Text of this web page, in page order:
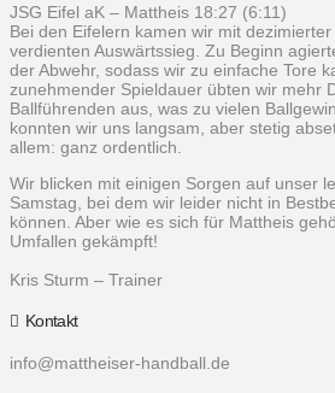
JSG Eifel aK – Mattheis 18:27 (6:11)
Bei den Eifelern kamen wir mit
verdienten Auswärtssieg. Zu Beginn
der Abwehr, sodass wir zu einfache Tore
zunehmender Spieldauer übten wir mehr
Ballführenden aus, was zu vielen
konnten wir uns langsam, aber stetig
allem: ganz ordentlich.
Wir blicken mit einigen Sorgen auf unser
Samstag, bei dem wir leider nicht in
können. Aber wie es sich für Mattheis
Umfallen gekämpft!
Kris Sturm – Trainer
Kontakt
info@mattheiser-handball.de